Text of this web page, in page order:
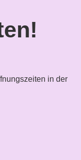
in der